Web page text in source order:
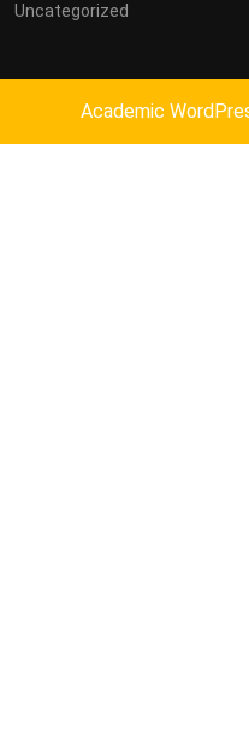
Uncategorized
Academic